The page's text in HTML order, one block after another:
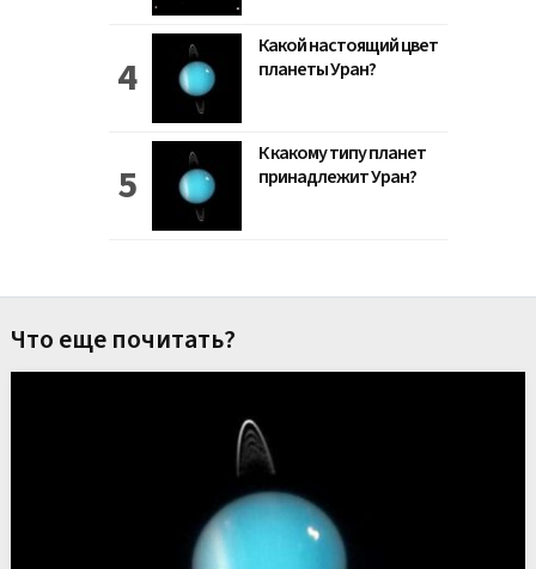
Какой настоящий цвет
планеты Уран?
К какому типу планет
принадлежит Уран?
Что еще почитать?